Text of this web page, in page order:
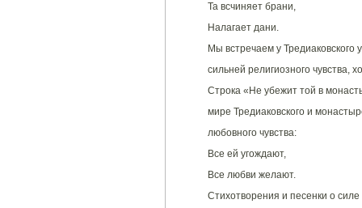
Та всчиняет брани,
Налагает дани.
Мы встречаем у
сильней религиозного чувства,
Строка «Не убежит той в
мире Тредиаковского и
любовного чувства:
Все ей угождают,
Все любви желают.
Стихотворения и песенки о